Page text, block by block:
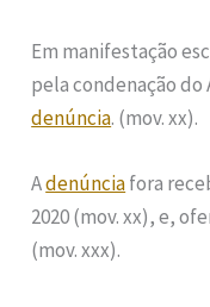
Em manifestação
pela condenação do
denúncia. (mov. xx).
Adenúnciafora
2020 (mov. xx), e,
(mov. xxx).